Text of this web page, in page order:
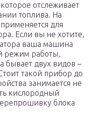
отслеживает
топлива. На
для
Если вы не хотите,
ваша машина
режим работы,
бывает двух видов –
такой прибор до
занимается не
кислородный
блока